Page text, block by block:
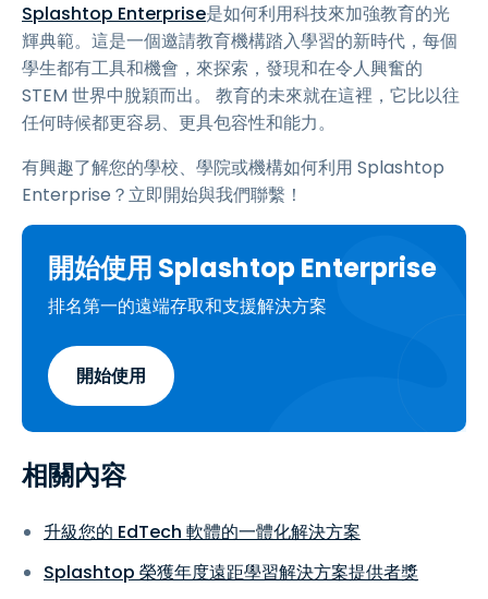
Splashtop Enterprise是如何利用科技來加強教育的光
輝典範。這是一個邀請教育機構踏入學習的新時代，每個
學生都有工具和機會，來探索，發現和在令人興奮的
STEM 世界中脫穎而出。 教育的未來就在這裡，它比以往
任何時候都更容易、更具包容性和能力。
有興趣了解您的學校、學院或機構如何利用 Splashtop
Enterprise？立即開始與我們聯繫！
開始使用 Splashtop Enterprise
排名第一的遠端存取和支援解決方案
開始使用
相關內容
升級您的 EdTech 軟體的一體化解決方案
Splashtop 榮獲年度遠距學習解決方案提供者獎